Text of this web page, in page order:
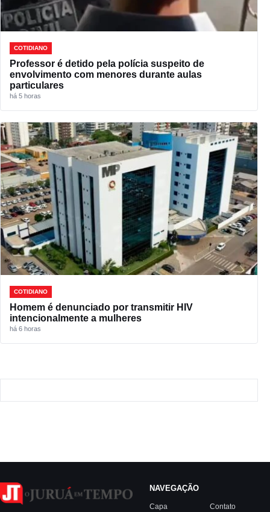
COTIDIANO
Professor é detido pela polícia suspeito de
envolvimento com menores durante aulas
particulares
há 5 horas
COTIDIANO
Homem é denunciado por transmitir HIV
intencionalmente a mulheres
há 6 horas
NAVEGAÇÃO
Capa Contato